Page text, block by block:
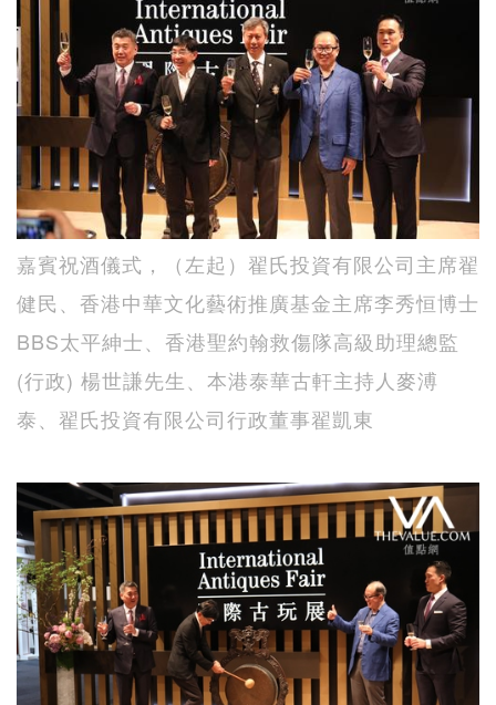
嘉賓祝酒儀式，（左起）翟氏投資有限公司主席翟
健民、香港中華文化藝術推廣基金主席李秀恒博士
BBS太平紳士、香港聖約翰救傷隊高級助理總監
(行政) 楊世謙先生、本港泰華古軒主持人麥溥
泰、翟氏投資有限公司行政董事翟凱東